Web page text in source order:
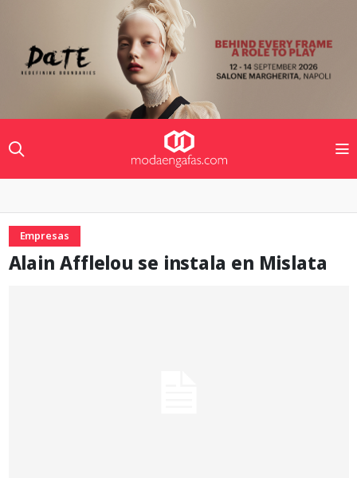
Empresas
Alain Afflelou se instala en Mislata